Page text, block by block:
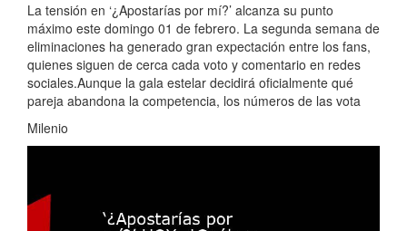
La tensión en ‘¿Apostarías por mí?’ alcanza su punto
máximo este domingo 01 de febrero. La segunda semana de
eliminaciones ha generado gran expectación entre los fans,
quienes siguen de cerca cada voto y comentario en redes
sociales.Aunque la gala estelar decidirá oficialmente qué
pareja abandona la competencia, los números de las vota
Milenio